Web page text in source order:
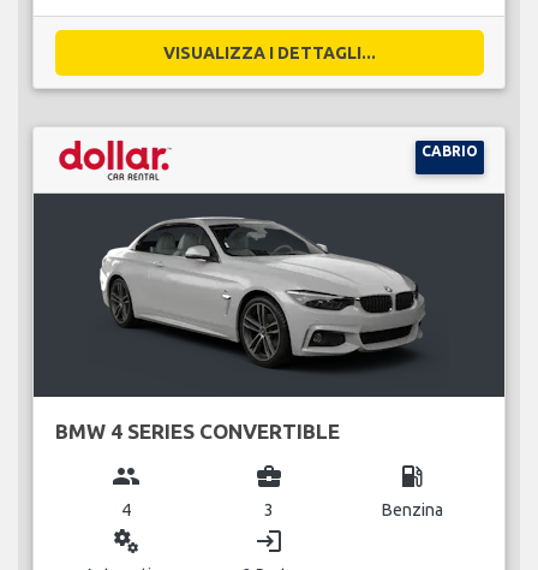
VISUALIZZA I DETTAGLI...
CABRIO
BMW 4 SERIES CONVERTIBLE
group
4
business_center
3
local_gas_station
Benzina
miscellaneous_services login